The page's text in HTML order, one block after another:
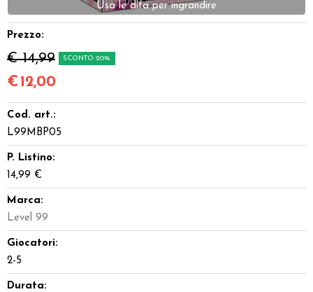
Giocattoli e Gadget
Offerte del Dragone
Usa le dita per ingrandire
Prezzo:
€ 14,99 SCONTO 20%
€ 12,00
Cod. art.:
L99MBP05
P. Listino:
14,99 €
Marca:
Level 99
Giocatori:
2-5
Durata: